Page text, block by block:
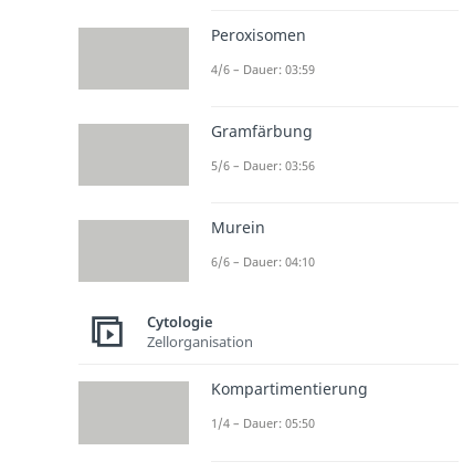
Peroxisomen
4/6 – Dauer: 03:59
Gramfärbung
5/6 – Dauer: 03:56
Murein
6/6 – Dauer: 04:10
Cytologie
Zellorganisation
Kompartimentierung
1/4 – Dauer: 05:50